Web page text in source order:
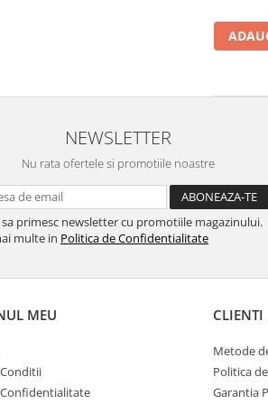
NEWSLETTER
Nu rata ofertele si promotiile noastre
primesc newsletter cu promotiile magazinului.
multe in Politica de Confidentialitate
MEU CLIENTI
Metode
Politica
Garantia